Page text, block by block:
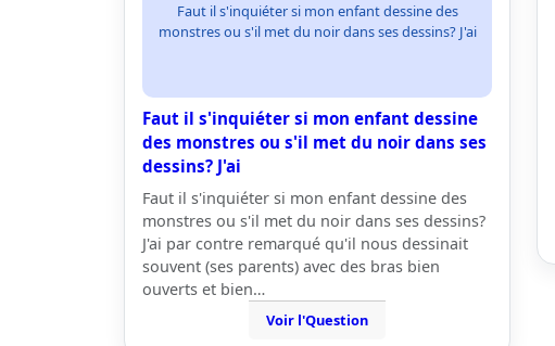
Faut il s'inquiéter si mon enfant dessine des
monstres ou s'il met du noir dans ses dessins? J'ai
Faut il s'inquiéter si mon enfant dessine
des monstres ou s'il met du noir dans ses
dessins? J'ai
Faut il s'inquiéter si mon enfant dessine des
monstres ou s'il met du noir dans ses dessins?
J'ai par contre remarqué qu'il nous dessinait
souvent (ses parents) avec des bras bien
ouverts et bien…
Voir l'Question